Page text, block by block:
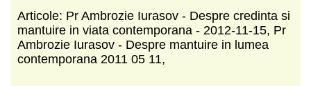
Articole: Pr Ambrozie Iurasov - Despre credinta si
mantuire in viata contemporana - 2012-11-15, Pr
Ambrozie Iurasov - Despre mantuire in lumea
contemporana 2011 05 11,